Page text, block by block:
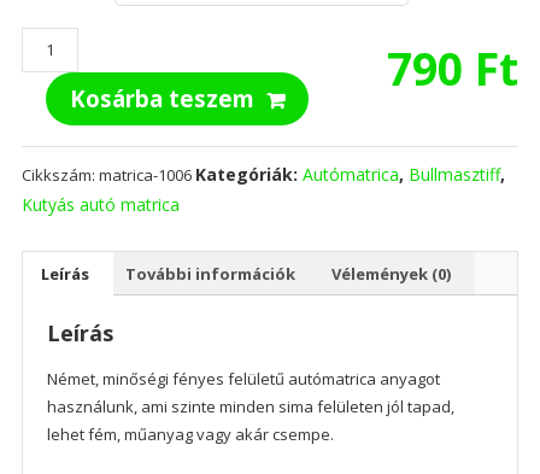
790 Ft
Bullmasztiff
03
autómatrica
mennyiség
Kosárba teszem
Cikkszám: matrica-1006 Kategóriák: Autómatrica, Bullmasztiff,
Kutyás autó matrica
Leírás További információk Vélemények (0)
Leírás
Német, minőségi fényes felületű autómatrica anyagot
használunk, ami szinte minden sima felületen jól tapad,
lehet fém, műanyag vagy akár csempe.